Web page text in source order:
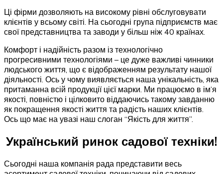
Ці фірми дозволяють на високому рівні обслуговувати
клієнтів у всьому світі. На сьогодні група підприємств має
свої представництва та заводи у більш ніж 40 країнах.
Комфорт і надійність разом із технологічно
прогресивними технологіями – це дуже важливі чинники
людського життя, що є відображенням результату нашої
діяльності. Ось у чому виявляється наша унікальність, яка
притаманна всій продукції цієї марки. Ми працюємо в ім’я
якості, повністю і цілковито віддаючись такому завданню
як покращення якості життя та радість наших клієнтів.
Ось що має на увазі наш слоган “Якість для життя”.
Український ринок садової техніки!
Сьогодні наша компанія рада представити весь